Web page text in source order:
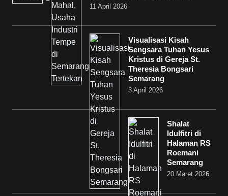
11 April 2026
Visualisasi Kisah
Sengsara Tuhan Yesus
Kristus di Gereja St.
Theresia Bongsari
Semarang
3 April 2026
Shalat
Idulfitri di
Halaman RS
Roemani
Semarang
20 Maret 2026